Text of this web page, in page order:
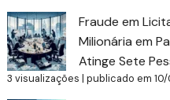
Fraude em
Milionária em
Atinge Sete
3 visualizações | publicado em